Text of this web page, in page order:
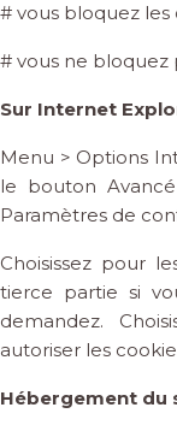
# vous bloquez
# vous ne bloquez
Sur Internet
Menu > Options
le bouton
Paramètres de
Choisissez pour
tierce partie si
demandez.
autoriser les
Hébergement du